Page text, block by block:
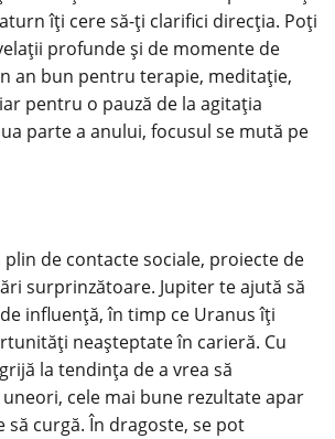
îți cere să-ți clarifici direcția. Poți
profunde și de momente de
an bun pentru terapie, meditație,
pentru o pauză de la agitația
parte a anului, focusul se mută pe
de contacte sociale, proiecte de
surprinzătoare. Jupiter te ajută să
influență, în timp ce Uranus îți
neașteptate în carieră. Cu
la tendința de a vrea să
cele mai bune rezultate apar
să curgă. În dragoste, se pot